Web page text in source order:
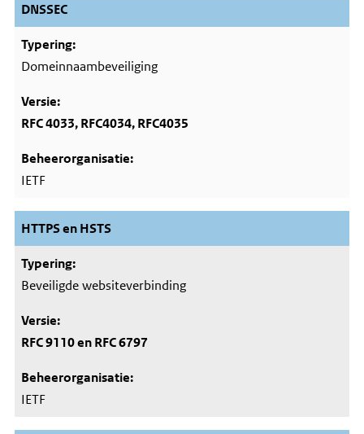
DNSSEC
Domeinnaambeveiliging
RFC 4033, RFC4034, RFC4035
IETF
HTTPS en HSTS
Beveiligde websiteverbinding
RFC 9110 en RFC 6797
IETF